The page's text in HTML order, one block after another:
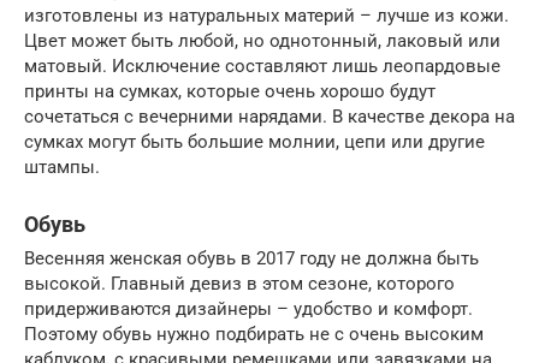
изготовлены из натуральных материй – лучше из кожи.
Цвет может быть любой, но однотонный, лаковый или
матовый. Исключение составляют лишь леопардовые
принты на сумках, которые очень хорошо будут
сочетаться с вечерними нарядами. В качестве декора на
сумках могут быть большие молнии, цепи или другие
штампы.
Обувь
Весенняя женская обувь в 2017 году не должна быть
высокой. Главный девиз в этом сезоне, которого
придерживаются дизайнеры – удобство и комфорт.
Поэтому обувь нужно подбирать не с очень высоким